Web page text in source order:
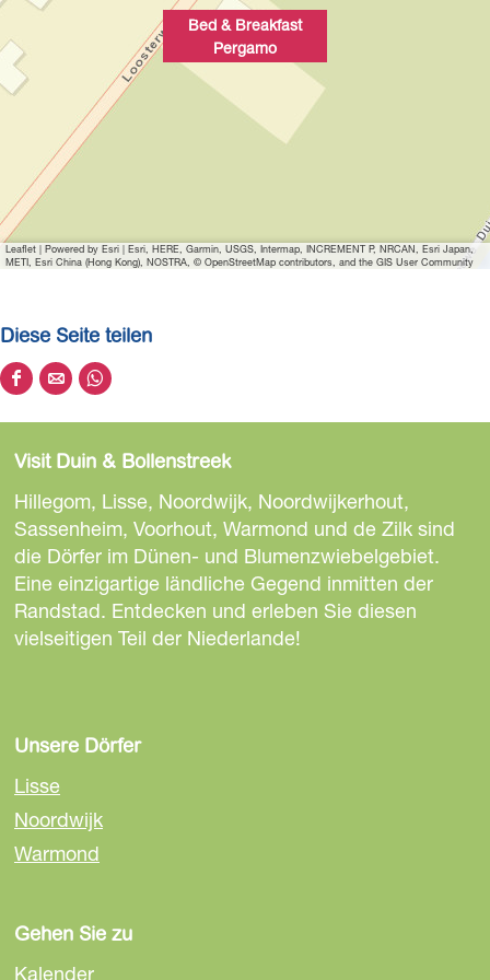
l
d
ö
f
Bed & Breakfast
Pergamo
Leaflet | Powered by Esri | Esri, HERE, Garmin, USGS, Intermap, INCREMENT P, NRCAN, Esri Japan,
METI, Esri China (Hong Kong), NOSTRA, © OpenStreetMap contributors, and the GIS User Community
Diese Seite teilen
D
i
s
e
S
e
i
t
e
l
e
n
a
u
a
c
D
i
s
e
S
e
i
t
e
l
n
a
u
m
a
D
i
s
e
S
e
i
t
e
l
a
u
h
a
Visit Duin & Bollenstreek
Hillegom, Lisse, Noordwijk, Noordwijkerhout,
Sassenheim, Voorhout, Warmond und de Zilk sind
die Dörfer im Dünen- und Blumenzwiebelgebiet.
Eine einzigartige ländliche Gegend inmitten der
Randstad. Entdecken und erleben Sie diesen
vielseitigen Teil der Niederlande!
Unsere Dörfer
Lisse
Noordwijk
Warmond
Gehen Sie zu
Kalender